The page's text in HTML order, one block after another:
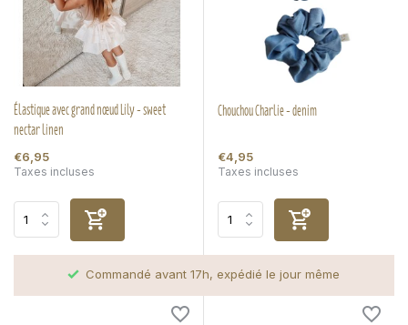
Élastique avec grand nœud Lily - sweet
nectar linen
€6,95
Taxes incluses
Chouchou Charlie - denim
€4,95
Taxes incluses
Commandé avant 17h, expédié le jour même